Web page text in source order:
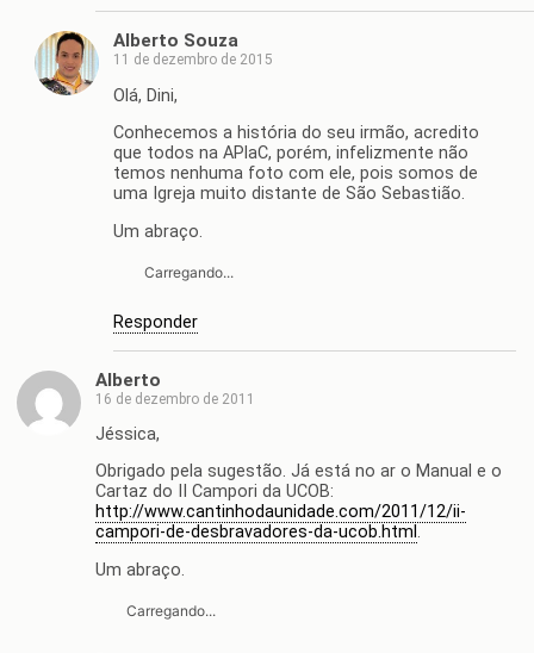
Alberto Souza
11 de dezembro de 2015
Olá, Dini,
Conhecemos a história do seu irmão, acredito
que todos na APlaC, porém, infelizmente não
temos nenhuma foto com ele, pois somos de
uma Igreja muito distante de São Sebastião.
Um abraço.
Carregando...
Responder
Alberto
16 de dezembro de 2011
Jéssica,
Obrigado pela sugestão. Já está no ar o Manual e o
Cartaz do II Campori da UCOB:
http://www.cantinhodaunidade.com/2011/12/ii-
campori-de-desbravadores-da-ucob.html.
Um abraço.
Carregando...